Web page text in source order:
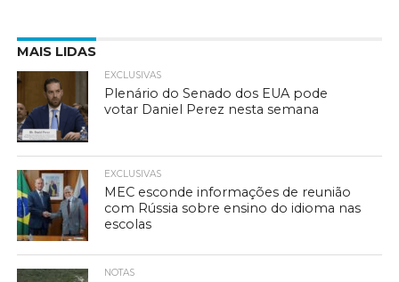
MAIS LIDAS
EXCLUSIVAS
Plenário do Senado dos EUA pode
votar Daniel Perez nesta semana
EXCLUSIVAS
MEC esconde informações de reunião
com Rússia sobre ensino do idioma nas
escolas
NOTAS